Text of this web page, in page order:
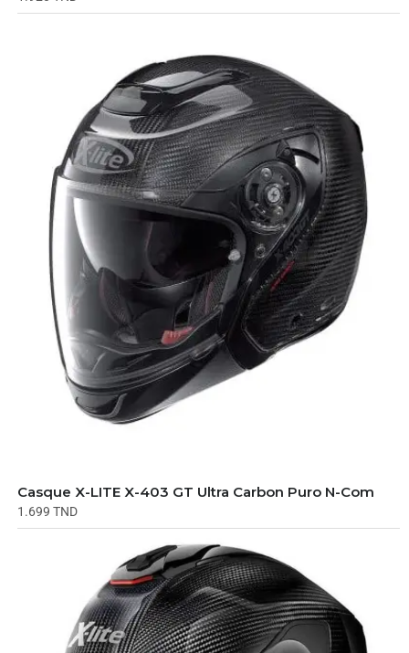
Casque X-LITE X-403 GT Ultra Carbon Puro N-Com
1.699 TND